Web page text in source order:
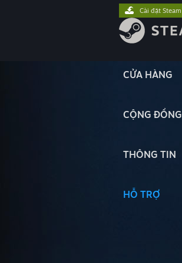
CỬA HÀNG
CỘNG ĐỒNG
THÔNG TIN
HỖ TRỢ
Cài đặt Steam